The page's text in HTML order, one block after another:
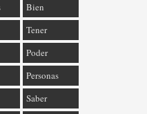
Bien
Tener
Poder
Personas
Saber